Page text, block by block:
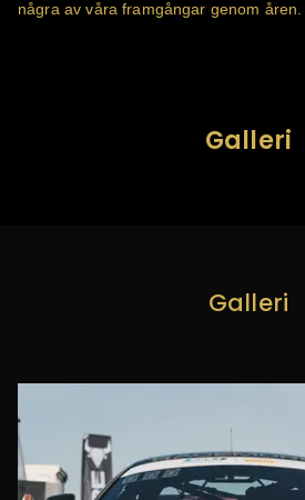
några av våra framgångar genom åren.
Galleri
Galleri